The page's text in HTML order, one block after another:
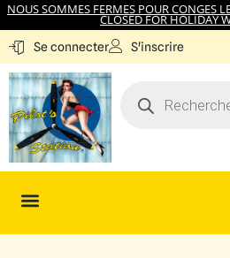
NOUS SOMMES FERMES POUR CONGES
CLOSED FOR HOLIDAY
Se connecter S'inscrire